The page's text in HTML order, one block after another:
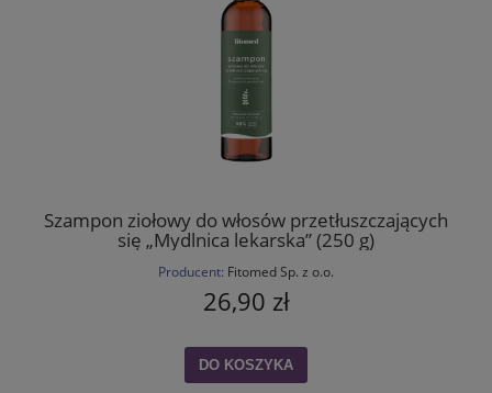
Szampon ziołowy do włosów przetłuszczających
się „Mydlnica lekarska” (250 g)
Producent: Fitomed Sp. z o.o.
26,90 zł
DO KOSZYKA